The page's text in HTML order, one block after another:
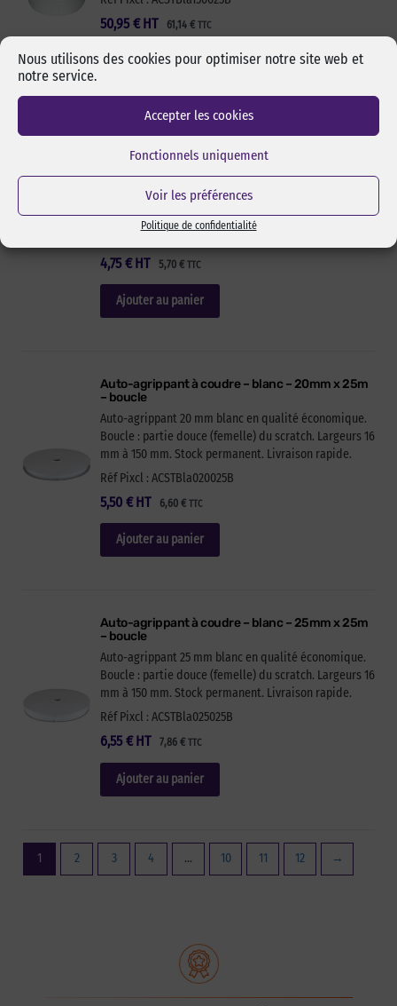
Nous utilisons des cookies pour optimiser notre site web et
notre service.
Accepter les cookies
Fonctionnels uniquement
Voir les préférences
Politique de confidentialité
50,95 € 61,14 €TTC
HT
Ajouter au panier
boucle
Auto-agrippant 16 mm blanc en qualité économique.
Boucle : partie douce (femelle) du scratch. Largeurs 16
mm à 150 mm. Stock permanent. Livraison rapide.
4,75 € 5,70 €TTC
HT
Ajouter au panier
Auto-agrippant à coudre – blanc – 20mm x 25m
– boucle
Auto-agrippant 20 mm blanc en qualité économique.
Boucle : partie douce (femelle) du scratch. Largeurs 16
mm à 150 mm. Stock permanent. Livraison rapide.
Réf Pixcl : ACSTBla020025B
5,50 € 6,60 €TTC
HT
Ajouter au panier
Auto-agrippant à coudre – blanc – 25mm x 25m
– boucle
Auto-agrippant 25 mm blanc en qualité économique.
Boucle : partie douce (femelle) du scratch. Largeurs 16
mm à 150 mm. Stock permanent. Livraison rapide.
Réf Pixcl : ACSTBla025025B
6,55 € 7,86 €TTC
HT
Ajouter au panier
1 2 3 4 … 10 11 12 →